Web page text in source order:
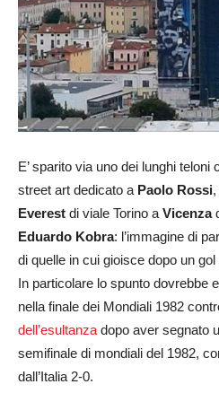
E’ sparito via uno dei lunghi teloni
street art dedicato a Paolo Rossi
Everest di viale Torino a Vicenza
Eduardo Kobra: l’immagine di
di quelle in cui gioisce dopo un
In particolare lo spunto dovrebbe
nella finale dei Mondiali 1982
dell’esultanza dopo aver segnato
semifinale di mondiali del 1982,
dall’Italia 2-0.